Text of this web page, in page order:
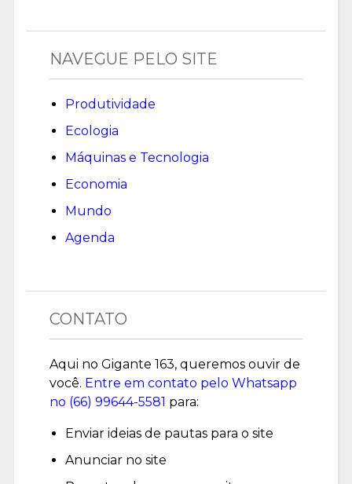
NAVEGUE PELO SITE
Produtividade
Ecologia
Máquinas e Tecnologia
Economia
Mundo
Agenda
CONTATO
Aqui no Gigante 163, queremos ouvir de
você. Entre em contato pelo Whatsapp
no (66) 99644-5581 para:
Enviar ideias de pautas para o site
Anunciar no site